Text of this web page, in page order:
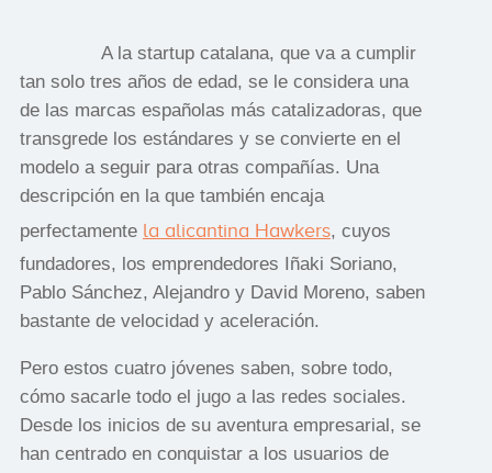
A la startup catalana, que va a cumplir
tan solo tres años de edad, se le considera una
de las marcas españolas más catalizadoras, que
transgrede los estándares y se convierte en el
modelo a seguir para otras compañías. Una
descripción en la que también encaja
perfectamente la alicantina Hawkers, cuyos
fundadores, los emprendedores Iñaki Soriano,
Pablo Sánchez, Alejandro y David Moreno, saben
bastante de velocidad y aceleración.
Pero estos cuatro jóvenes saben, sobre todo,
cómo sacarle todo el jugo a las redes sociales.
Desde los inicios de su aventura empresarial, se
han centrado en conquistar a los usuarios de